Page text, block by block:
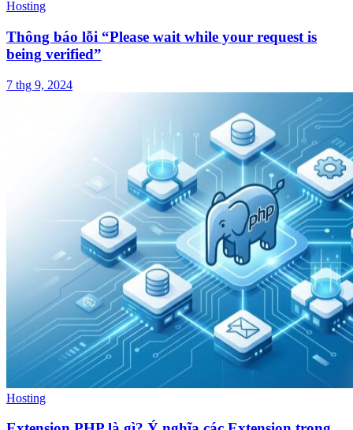
Hosting
Thông báo lỗi “Please wait while your request is
being verified”
7 thg 9, 2024
Hosting